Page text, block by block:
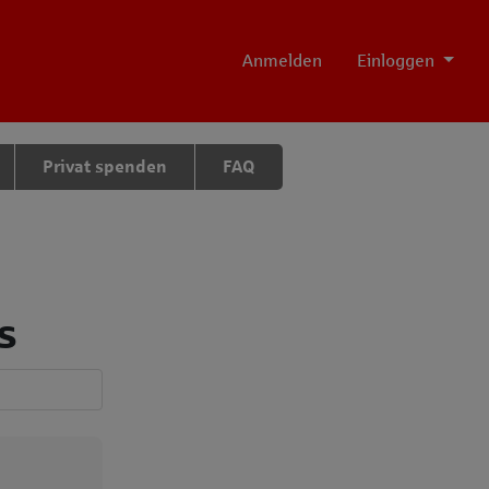
Anmelden Einloggen
Privat spenden FAQ